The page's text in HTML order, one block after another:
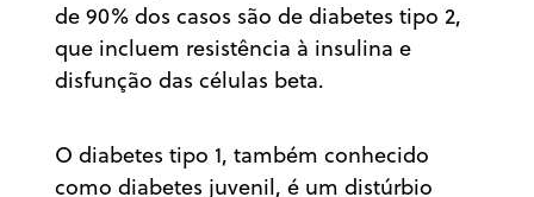
de 90% dos casos são de diabetes tipo 2,
que incluem resistência à insulina e
disfunção das células beta.
O diabetes tipo 1, também conhecido
como diabetes juvenil, é um distúrbio